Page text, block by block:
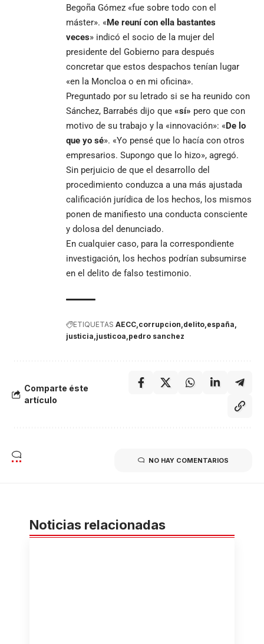
Begoña Gómez «fue sobre todo con el
máster». «Me reuní con ella bastantes
veces» indicó el socio de la mujer del
presidente del Gobierno para después
concretar que estos despachos tenían lugar
«en la Moncloa o en mi oficina».
Preguntado por su letrado si se ha reunido con
Sánchez, Barrabés dijo que «sí» pero que con
motivo de su trabajo y la «innovación»: «De lo
que yo sé». «Yo pensé que lo hacía con otros
empresarios. Supongo que lo hizo», agregó.
Sin perjuicio de que el desarrollo del
procedimiento conduzca a una más ajustada
calificación jurídica de los hechos, los mismos
ponen de manifiesto una conducta consciente
y dolosa del denunciado.
En cualquier caso, para la correspondiente
investigación, los hechos podrían subsumirse
en el delito de falso testimonio.
ETIQUETAS AECC corrupcion delito españa
justicia justicoa pedro sanchez
Comparte éste
artículo
NO HAY COMENTARIOS
Noticias relacionadas